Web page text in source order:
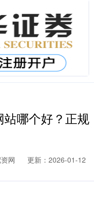
哪个好？正规
网
更新：2026-01-12